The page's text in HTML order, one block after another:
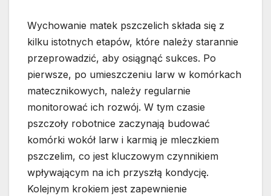
Wychowanie matek pszczelich składa się z
kilku istotnych etapów, które należy starannie
przeprowadzić, aby osiągnąć sukces. Po
pierwsze, po umieszczeniu larw w komórkach
matecznikowych, należy regularnie
monitorować ich rozwój. W tym czasie
pszczoły robotnice zaczynają budować
komórki wokół larw i karmią je mleczkiem
pszczelim, co jest kluczowym czynnikiem
wpływającym na ich przyszłą kondycję.
Kolejnym krokiem jest zapewnienie